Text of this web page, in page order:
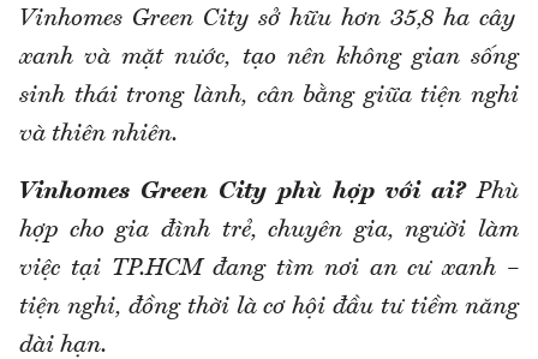
Vinhomes Green City sở hữu hơn 35,8 ha cây
xanh và mặt nước, tạo nên không gian sống
sinh thái trong lành, cân bằng giữa tiện nghi
và thiên nhiên.
Vinhomes Green City phù hợp với ai?Phù
hợp cho gia đình trẻ, chuyên gia, người làm
việc tại TP.HCM đang tìm nơi an cư xanh –
tiện nghi, đồng thời là cơ hội đầu tư tiềm năng
dài hạn.